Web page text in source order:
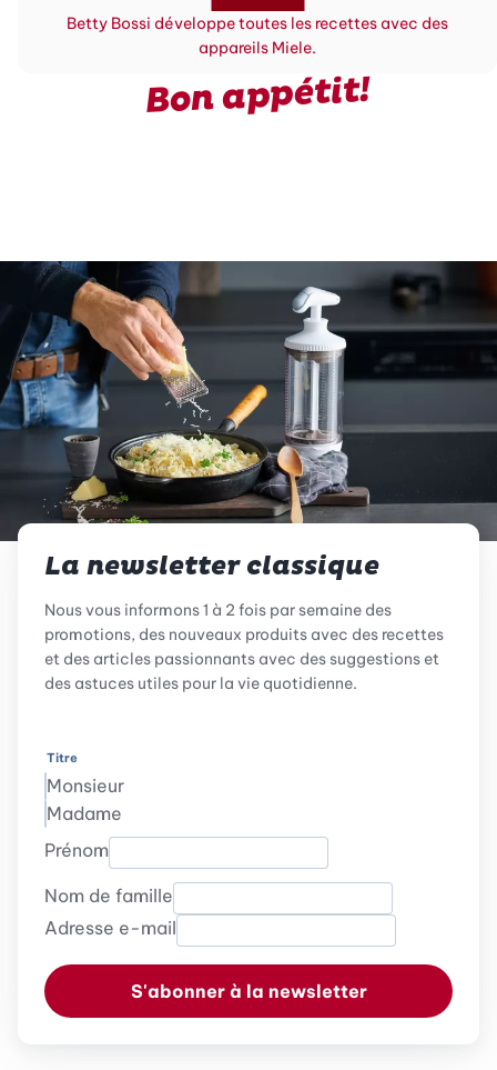
Betty Bossi développe toutes les recettes avec des
appareils Miele.
Bon appétit!
La newsletter classique
Nous vous informons 1 à 2 fois par semaine des
promotions, des nouveaux produits avec des recettes
et des articles passionnants avec des suggestions et
des astuces utiles pour la vie quotidienne.
Titre
Monsieur
Madame
Prénom
Nom de famille
Adresse e-mail
S'abonner à la newsletter